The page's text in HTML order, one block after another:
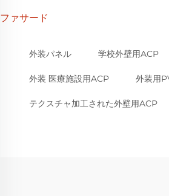
ファサード
外装パネル 学校外壁用ACP
外装 医療施設用ACP 外装用
テクスチャ加工された外壁用ACP